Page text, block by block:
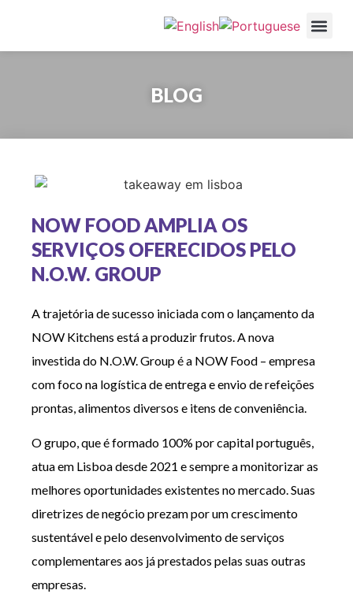
BLOG
NOW FOOD AMPLIA OS
SERVIÇOS OFERECIDOS PELO
N.O.W. GROUP
A trajetória de sucesso iniciada com o lançamento da
NOW Kitchens está a produzir frutos. A nova
investida do N.O.W. Group é a NOW Food – empresa
com foco na logística de entrega e envio de refeições
prontas, alimentos diversos e itens de conveniência.
O grupo, que é formado 100% por capital português,
atua em Lisboa desde 2021 e sempre a monitorizar as
melhores oportunidades existentes no mercado. Suas
diretrizes de negócio prezam por um crescimento
sustentável e pelo desenvolvimento de serviços
complementares aos já prestados pelas suas outras
empresas.